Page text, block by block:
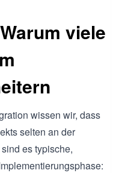
viele
wissen wir, dass
selten an der
es typische,